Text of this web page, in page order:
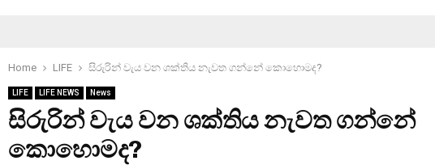
Home LIFE සිරුරින් වැය වන ශක්තිය නැවත ගන්නේ කොහොමද?
LIFE LIFE NEWS News
සිරුරින් වැය වන ශක්තිය නැවත ගන්නේ
කොහොමද?